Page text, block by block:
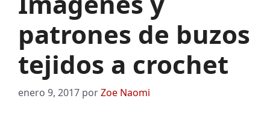
patrones de buzos
tejidos a crochet
enero 9, 2017 porZoe Naomi